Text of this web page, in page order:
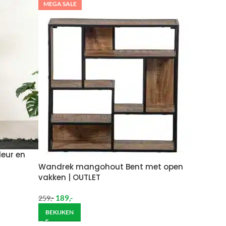
week in rekening brengen.
brengen. De kosten hiervan zijn €59 daar
je het meubel gemonteerd hebben op een
moet helpen om de goederen op de juiste
en
MEGA SALE
Wandrek mangohout Bent met open
vakken | OUTLET
259,- 189,-
BEKIJKEN